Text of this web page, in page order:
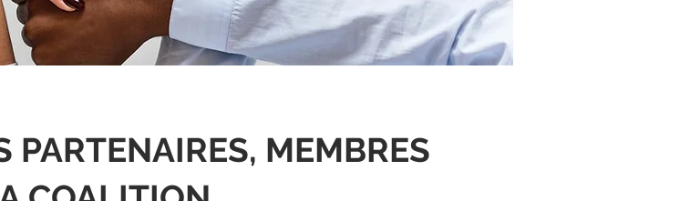
PARTENAIRES, MEMBRES